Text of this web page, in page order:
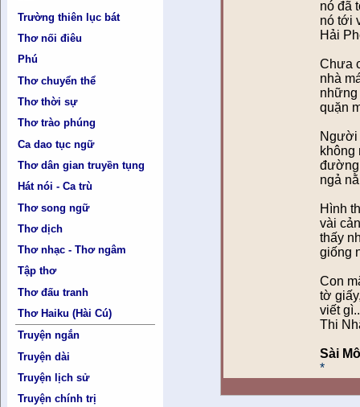
Trường thiên lục bát
Thơ nối điêu
Phú
Thơ chuyển thể
Thơ thời sự
Thơ trào phúng
Ca dao tục ngữ
Thơ dân gian truyền tụng
Hát nói - Ca trù
Thơ song ngữ
Thơ dịch
Thơ nhạc - Thơ ngâm
Tập thơ
Thơ đấu tranh
Thơ Haiku (Hài Cú)
Truyện ngắn
Truyện dài
Truyện lịch sử
Truyện chính trị
nó đã
nó tới
Hải
Chưa
nhà
những
quặn
Người
không
đường
ngả
Hình
vài
thấy
giống
Con
tờ
viết
Thi
Sài
*